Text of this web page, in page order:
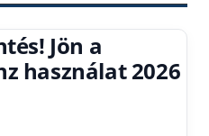
Jön a
használat 2026